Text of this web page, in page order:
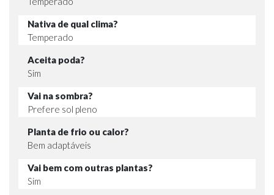
Nativa de qual clima?
Temperado
Aceita poda?
Sim
Vai na sombra?
Prefere sol pleno
Planta de frio ou calor?
Bem adaptáveis
Vai bem com outras plantas?
Sim